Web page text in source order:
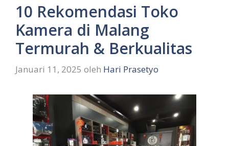
10 Rekomendasi Toko
Kamera di Malang
Termurah & Berkualitas
Januari 11, 2025 oleh Hari Prasetyo